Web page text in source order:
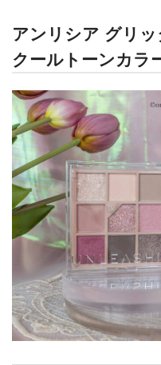
アンリシア グリッ
クールトーンカラ